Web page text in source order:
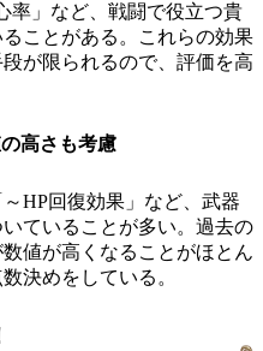
率」など、戦闘で役立つ貴
ことがある。これらの効果
が限られるので、評価を高
高さも考慮
HP回復効果」など、武器
ていることが多い。過去の
値が高くなることがほとん
決めをしている。